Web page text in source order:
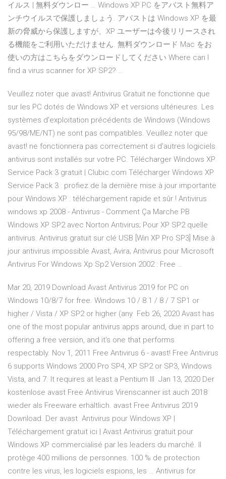
イルス | 無料ダウンロー … Windows XP PC をアバスト無料ア
ンチウイルスで保護しましょう. アバストは Windows XP を最
新の脅威から保護しますが、XP ユーザーは今後リリースされ
る機能をご利用いただけません. 無料ダウンロード Mac をお
使いの方はこちらをダウンロードしてください Where can I
find a virus scanner for XP SP2? …
Veuillez noter que avast! Antivirus Gratuit ne fonctionne que
sur les PC dotés de Windows XP et versions ultérieures. Les
systèmes d'exploitation précédents de Windows (Windows
95/98/ME/NT) ne sont pas compatibles. Veuillez noter que
avast! ne fonctionnera pas correctement si d'autres logiciels
antivirus sont installés sur votre PC. Télécharger Windows XP
Service Pack 3 gratuit | Clubic.com Télécharger Windows XP
Service Pack 3 : profiez de la dernière mise à jour importante
pour Windows XP : téléchargement rapide et sûr ! Antivirus
windows xp 2008 - Antivirus - Comment Ça Marche PB
Windows XP SP2 avec Norton Antivirus; Pour XP SP2 quelle
antivirus. Antivirus gratuit sur clé USB [Win XP Pro SP3] Mise à
jour antivirus impossible Avast, Avira; Antivirus pour Microsoft
Antivirus For Windows Xp Sp2 Version 2002 : Free …
Mar 20, 2019 Download Avast Antivirus 2019 for PC on
Windows 10/8/7 for free. Windows 10 / 8.1 / 8 / 7 SP1 or
higher / Vista / XP SP2 or higher (any Feb 26, 2020 Avast has
one of the most popular antivirus apps around, due in part to
offering a free version, and it's one that performs
respectably. Nov 1, 2011 Free Antivirus 6 - avast! Free Antivirus
6 supports Windows 2000 Pro SP4, XP SP2 or SP3, Windows
Vista, and 7. It requires at least a Pentium III Jan 13, 2020 Der
kostenlose avast Free Antivirus Virenscanner ist auch 2018
wieder als Freeware erhältlich. avast Free Antivirus 2019
Download. Der avast Antivirus pour Windows XP |
Téléchargement gratuit ici | Avast Antivirus gratuit pour
Windows XP commercialisé par les leaders du marché. Il
protège 400 millions de personnes. 100 % de protection
contre les virus, les logiciels espions, les … Antivirus for